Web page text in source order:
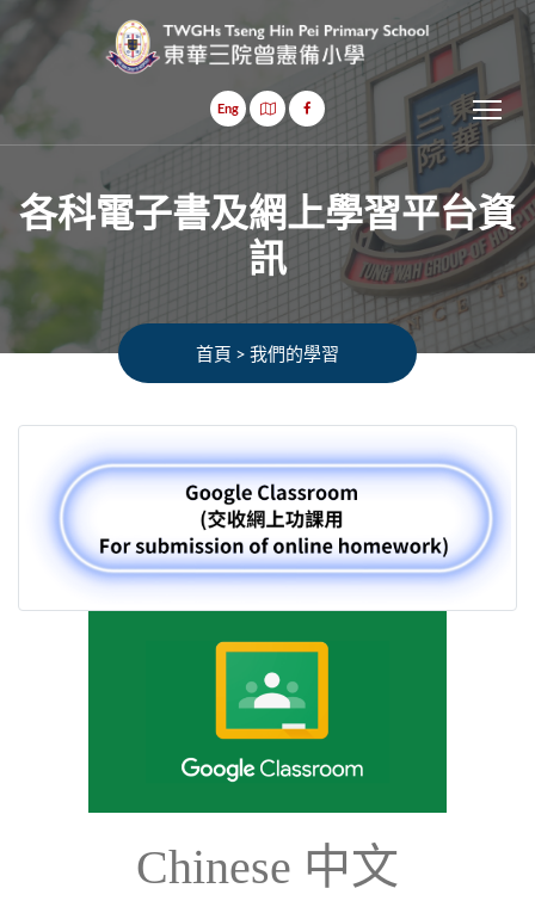
Eng
各科電子書及網上學習平台資
訊
首頁 > 我們的學習
Chinese 中文